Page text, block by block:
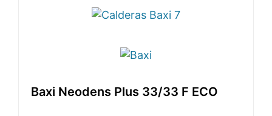
Baxi Neodens Plus 33/33 F ECO